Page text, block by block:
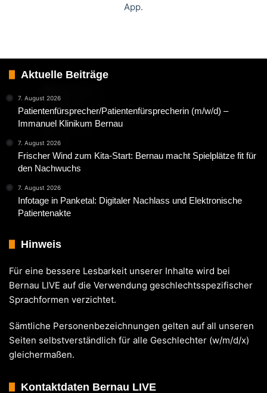
App.
Aktuelle Beiträge
7. August 2026
Patientenfürsprecher/Patientenfürsprecherin (m/w/d) –
Immanuel Klinikum Bernau
7. August 2026
Frischer Wind zum Kita-Start: Bernau macht Spielplätze fit für
den Nachwuchs
7. August 2026
Infotage in Panketal: Digitaler Nachlass und Elektronische
Patientenakte
Hinweis
Für eine bessere Lesbarkeit unserer Inhalte wird bei
Bernau LIVE auf die Verwendung geschlechtsspezifischer
Sprachformen verzichtet.
Sämtliche Personenbezeichnungen gelten auf all unseren
Seiten selbstverständlich für alle Geschlechter (w/m/d/x)
gleichermaßen.
Kontaktdaten Bernau LIVE